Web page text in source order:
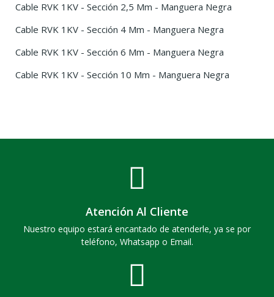
Cable RVK 1KV - Sección 2,5 Mm - Manguera Negra
Cable RVK 1KV - Sección 4 Mm - Manguera Negra
Cable RVK 1KV - Sección 6 Mm - Manguera Negra
Cable RVK 1KV - Sección 10 Mm - Manguera Negra
Atención Al Cliente
Nuestro equipo estará encantado de atenderle, ya se por
teléfono, Whatsapp o Email.